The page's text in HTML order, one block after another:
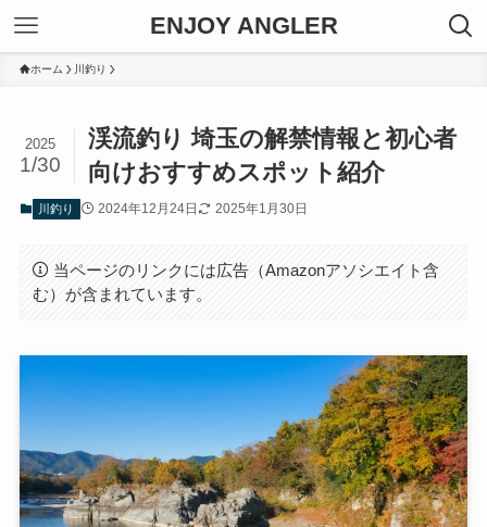
ENJOY ANGLER
ホーム 川釣り
渓流釣り 埼玉の解禁情報と初心者
向けおすすめスポット紹介
2025
1/30
川釣り 2024年12月24日 2025年1月30日
当ページのリンクには広告（Amazonアソシエイト含
む）が含まれています。